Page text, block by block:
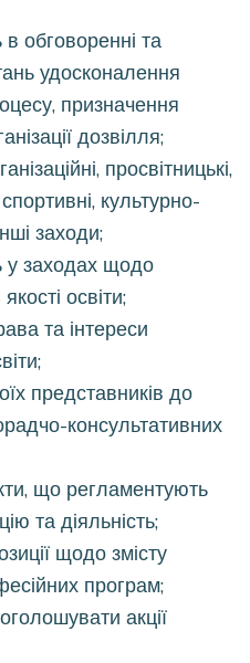
в обговоренні та
удосконалення
призначення
дозвілля;
просвітницькі,
культурно-
заходи;
у заходах щодо
освіти;
та інтереси
представників до
консультативних
що регламентують
та діяльність;
щодо змісту
програм;
акції